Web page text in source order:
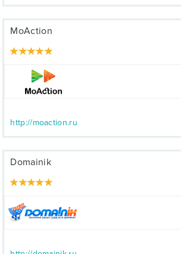
MoAction
http://moaction.ru
Domainik